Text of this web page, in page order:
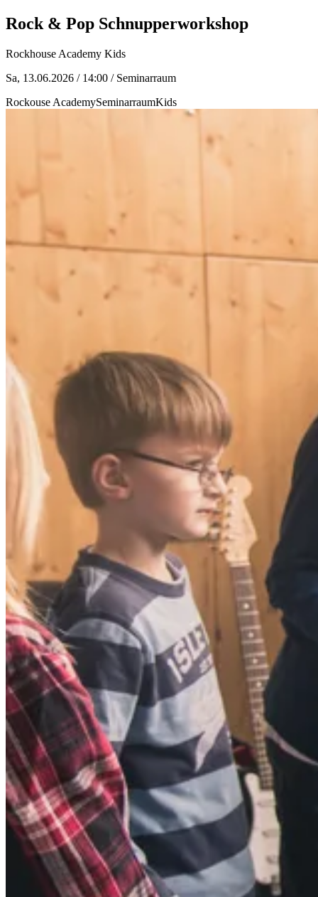
Rock & Pop Schnupperworkshop
Rockhouse Academy Kids
Sa, 13.06.2026 / 14:00 / Seminarraum
Rockouse AcademySeminarraumKids